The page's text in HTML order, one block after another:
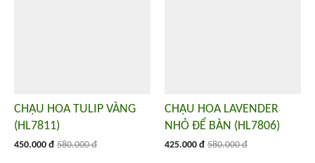
CHẬU HOA TULIP VÀNG
(HL7811)
450.000 đ 580.000 đ
CHẬU HOA LAVENDER
NHỎ ĐỂ BÀN (HL7806)
425.000 đ 580.000 đ